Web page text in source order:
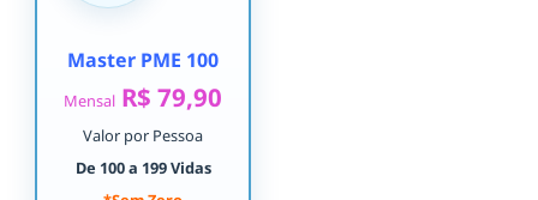
Master PME 100
Mensal R$ 79,90
Valor por Pessoa
De 100 a 199 Vidas